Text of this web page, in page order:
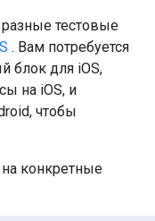
разные тестовые
. Вам потребуется
блок для iOS,
на iOS, и
чтобы
конкретные